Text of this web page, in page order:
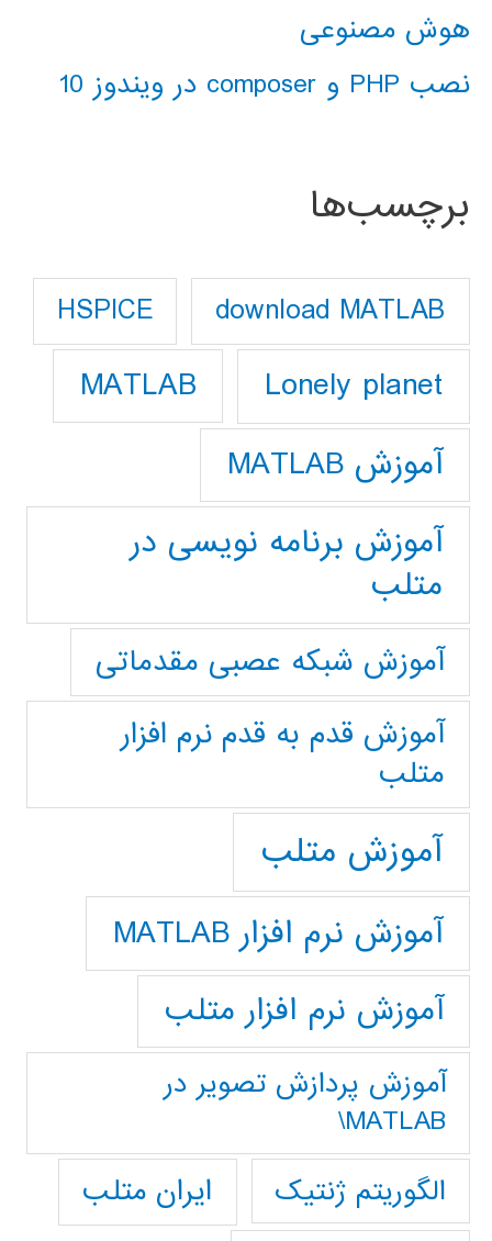
هوش مصنوعی
نصب PHP و composer در ویندوز 10
برچسب‌ها
download MATLAB
HSPICE
Lonely planet
MATLAB
آموزش MATLAB
آموزش برنامه نویسی در
متلب
آموزش شبکه عصبی مقدماتی
آموزش قدم به قدم نرم افزار
متلب
آموزش متلب
آموزش نرم افزار MATLAB
آموزش نرم افزار متلب
آموزش پردازش تصوير در
MATLAB\
الگوریتم ژنتیک
ایران متلب